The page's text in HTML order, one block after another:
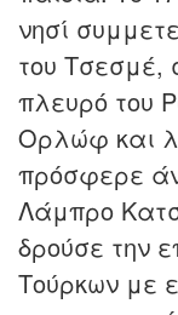
νησί
του Τσεσμέ,
πλευρό του
Ορλώφ και
πρόσφερε
Λάμπρο
δρούσε την
Τούρκων με